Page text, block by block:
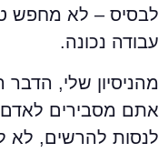
לבסיס – לא מחפש
עבודה נכונה.
מהניסיון שלי, הדבר
אתם מסבירים לאדם
לנסות להרשים, לא